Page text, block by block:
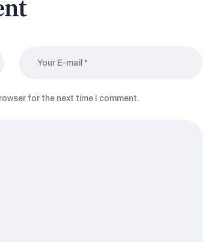
for the next time I comment.